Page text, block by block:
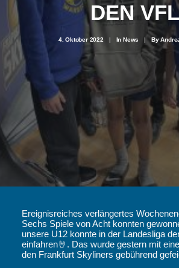
DEN VFL
4. Oktober 2022 | In News | By
Ereignisreiches verlängertes
Sechs Spiele von Acht konnten
unsere U12 konnte in der Landesliga
einfahren🤘. Das wurde gestern mit
den Frankfurt Skyliners gebührend